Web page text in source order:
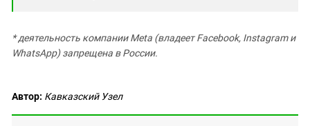
* деятельность компании Meta (владеет Facebook, Instagram и
WhatsApp) запрещена в России.
Автор: Кавказский Узел